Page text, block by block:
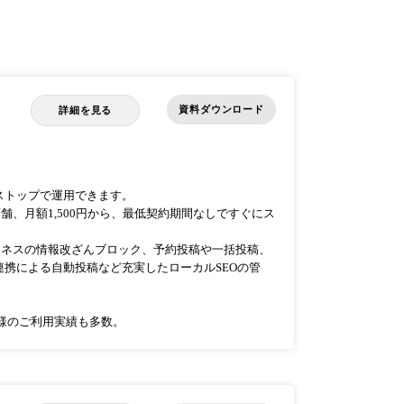
詳細を見る 資料ダウンロード
ップで運用できます。
、月額1,500円から、最低契約期間なしですぐにス
スの情報改ざんブロック、予約投稿や一括投稿、
による自動投稿など充実したローカルSEOの管
ご利用実績も多数。